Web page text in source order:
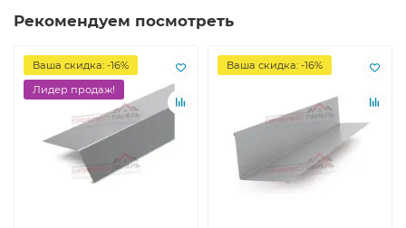
Рекомендуем посмотреть
Ваша скидка: -16%
Лидер продаж!
Ваша скидка: -16%